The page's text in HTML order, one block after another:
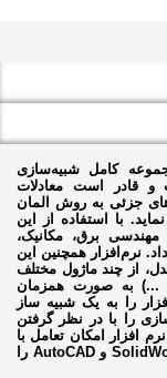
کامل شبیه‌سازی
و قادر است معادلات
جزئی به روش المان
با استفاده از این
برق، مکانیک،
نرم‌افزار همچنین این
از چند ماژول مختلف
و ...) به صورت همزمان
را به یک شبیه ساز
را با در نظر گرفتن
افزار امکان تعامل با
وAutoCAD را